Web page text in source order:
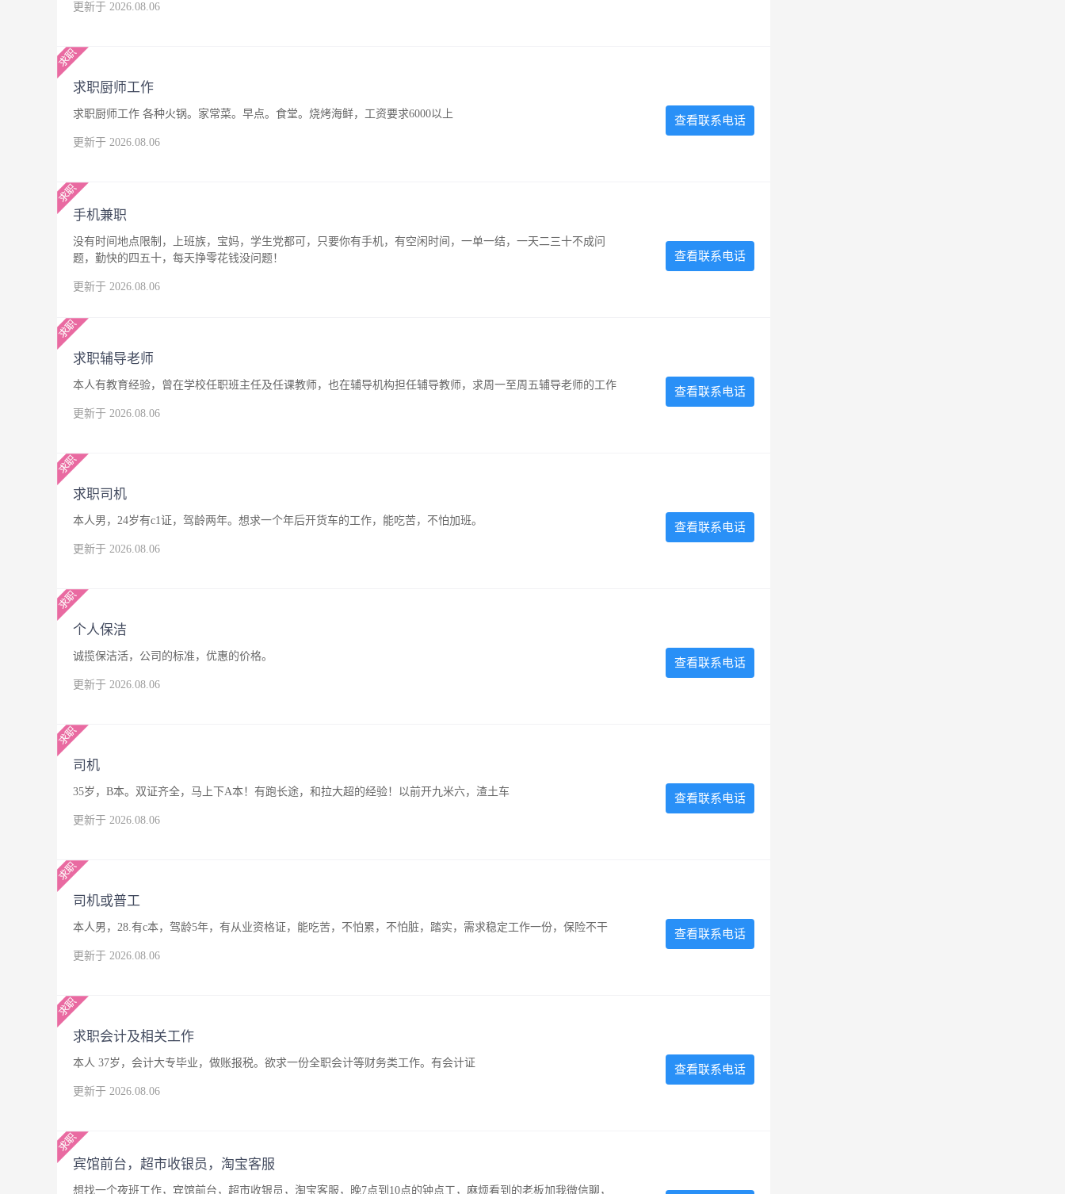
更新于 2026.08.06
求职厨师工作
求职厨师工作 各种火锅。家常菜。早点。食堂。烧烤海鲜，工资要求6000以上
更新于 2026.08.06
查看联系电话
手机兼职
没有时间地点限制，上班族，宝妈，学生党都可，只要你有手机，有空闲时间，一单一结，一天二三十不成问
题，勤快的四五十，每天挣零花钱没问题！
更新于 2026.08.06
查看联系电话
求职辅导老师
本人有教育经验，曾在学校任职班主任及任课教师，也在辅导机构担任辅导教师，求周一至周五辅导老师的工作
更新于 2026.08.06
查看联系电话
求职司机
本人男，24岁有c1证，驾龄两年。想求一个年后开货车的工作，能吃苦，不怕加班。
更新于 2026.08.06
查看联系电话
个人保洁
诚揽保洁活，公司的标准，优惠的价格。
更新于 2026.08.06
查看联系电话
司机
35岁，B本。双证齐全，马上下A本！有跑长途，和拉大超的经验！以前开九米六，渣土车
更新于 2026.08.06
查看联系电话
司机或普工
本人男，28.有c本，驾龄5年，有从业资格证，能吃苦，不怕累，不怕脏，踏实，需求稳定工作一份，保险不干
更新于 2026.08.06
查看联系电话
求职会计及相关工作
本人 37岁，会计大专毕业，做账报税。欲求一份全职会计等财务类工作。有会计证
更新于 2026.08.06
查看联系电话
宾馆前台，超市收银员，淘宝客服
想找一个夜班工作，宾馆前台，超市收银员，淘宝客服，晚7点到10点的钟点工，麻烦看到的老板加我微信聊，